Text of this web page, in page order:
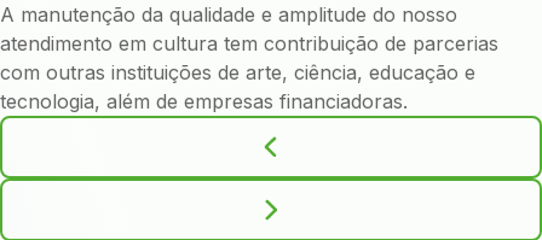
A manutenção da qualidade e amplitude do nosso
atendimento em cultura tem contribuição de parcerias
com outras instituições de arte, ciência, educação e
tecnologia, além de empresas financiadoras.